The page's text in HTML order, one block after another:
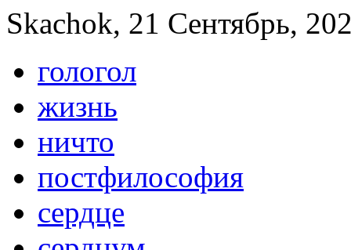
Skachok, 21 Сентябрь,
гологол
жизнь
ничто
постфилософия
сердце